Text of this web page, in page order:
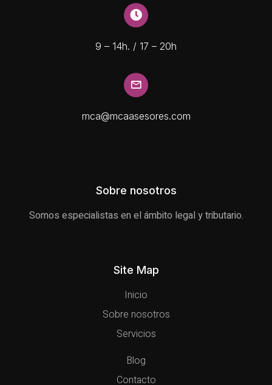
9 – 14h. / 17 – 20h
mca@mcaasesores.com
Sobre nosotros
Somos especialistas en el ámbito legal y tributario.
Site Map
Inicio
Sobre nosotros
Servicios
Blog
Contacto